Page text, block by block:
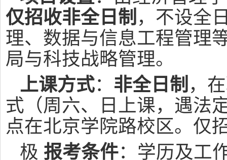
仅招收非全日制 ，不设全
理、数据与信息工程管理
局与科技战略管理。
上课方式： 非全日制 ，
式（周六、日上课，遇法
点在北京学院路校区。仅
极 报考条件：学历及工